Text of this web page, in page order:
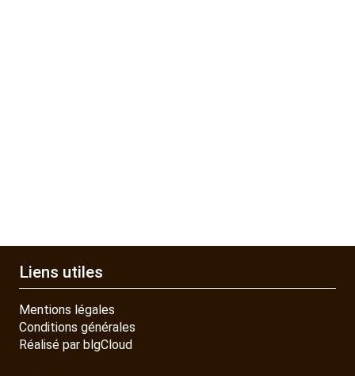
Liens utiles
Mentions légales
Conditions générales
Réalisé par blgCloud